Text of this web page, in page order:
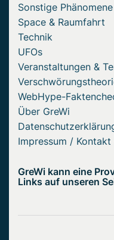
Sonstige Phänomene
Space & Raumfahrt
Technik
UFOs
Veranstaltungen &
WebHype-
Über GreWi
Impressum / Kontakt
GreWi kann eine
Links auf unseren